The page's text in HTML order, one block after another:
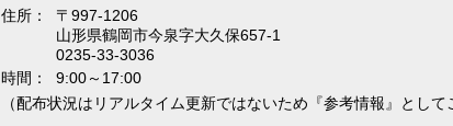
住所：
〒997-1206
山形県鶴岡市今泉字大久保657-1
0235-33-3036
時間：
9:00～17:00
（配布状況はリアルタイム更新ではないため『参考情報』として